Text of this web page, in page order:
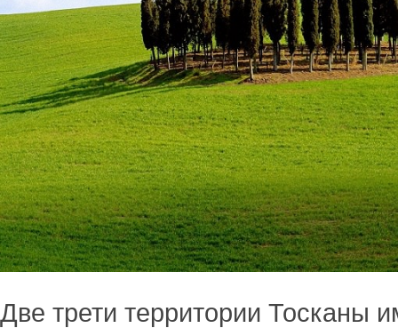
Две трети территории Тосканы